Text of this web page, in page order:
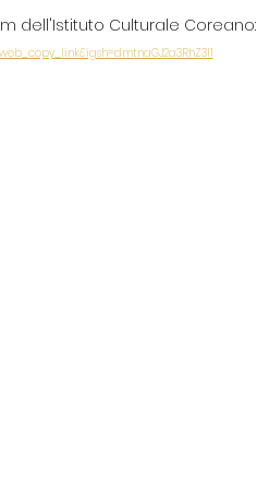
dell'Istituto Culturale Coreano: